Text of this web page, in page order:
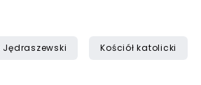
Jędraszewski Kościół katolicki